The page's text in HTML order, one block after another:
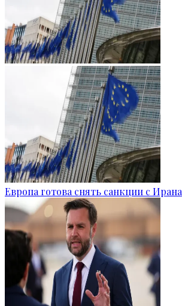
Европа готова снять санкции с Ирана